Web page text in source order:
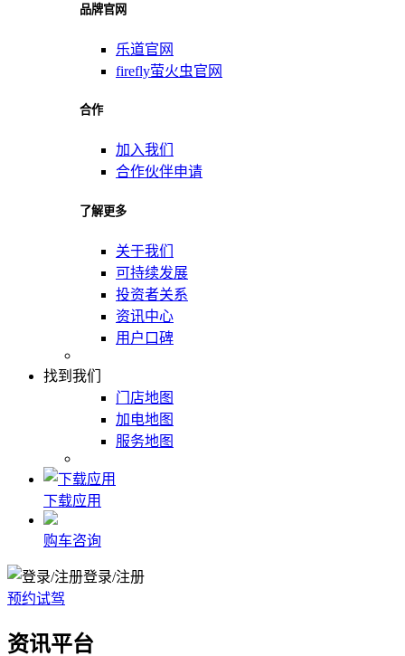
品牌官网
乐道官网
firefly萤火虫官网
合作
加入我们
合作伙伴申请
了解更多
关于我们
可持续发展
投资者关系
资讯中心
用户口碑
找到我们
门店地图
加电地图
服务地图
下载应用
购车咨询
登录/注册
预约试驾
资讯平台